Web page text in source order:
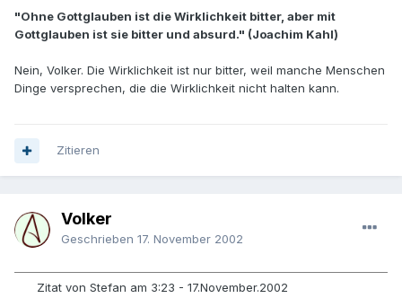
"Ohne Gottglauben ist die Wirklichkeit bitter, aber mit
Gottglauben ist sie bitter und absurd." (Joachim Kahl)
Nein, Volker. Die Wirklichkeit ist nur bitter, weil manche Menschen
Dinge versprechen, die die Wirklichkeit nicht halten kann.
Zitieren
Volker
Geschrieben 17. November 2002
Zitat von Stefan am 3:23 - 17.November.2002